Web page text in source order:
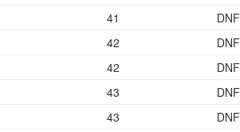
41 DNF
42 DNF
42 DNF
43 DNF
43 DNF